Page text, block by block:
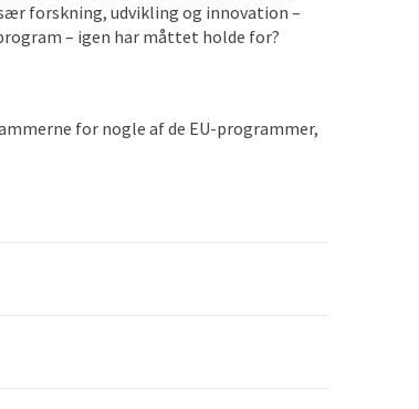
forskning, udvikling og innovation –
– igen har måttet holde for?
for nogle af de EU-programmer,